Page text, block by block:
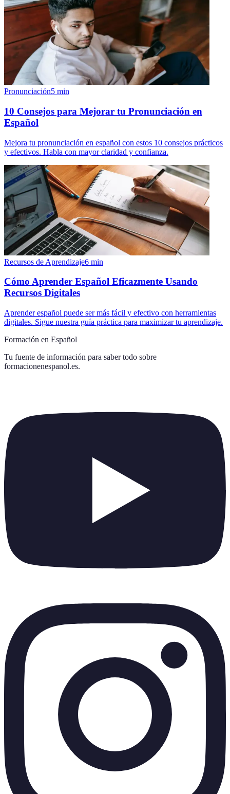
Pronunciación5 min
10 Consejos para Mejorar tu Pronunciación en
Español
Mejora tu pronunciación en español con estos 10 consejos prácticos
y efectivos. Habla con mayor claridad y confianza.
Recursos de Aprendizaje6 min
Cómo Aprender Español Eficazmente Usando
Recursos Digitales
Aprender español puede ser más fácil y efectivo con herramientas
digitales. Sigue nuestra guía práctica para maximizar tu aprendizaje.
Formación en Español
Tu fuente de información para saber todo sobre
formacionenespanol.es.